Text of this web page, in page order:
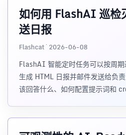
如何用 FlashAI 巡检
送日报
Flashcat · 2026-06-08
FlashAI 智能定时任务可以按周期
生成 HTML 日报并邮件发送给负
该回答什么、如何配置提示词和